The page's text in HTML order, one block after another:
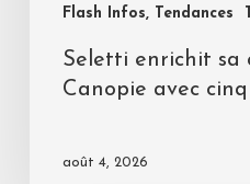
Flash Infos, Tendances
Seletti enrichit sa
Canopie avec
août 4, 2026